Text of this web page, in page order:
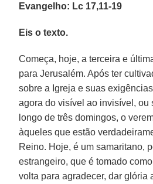
Evangelho: Lc 17,11-19
Eis o texto.
Começa, hoje, a terceira e
para Jerusalém. Após ter
sobre a Igreja e suas
agora do visível ao invisível, ou
longo de três domingos, o
àqueles que estão
Reino. Hoje, é um samaritano,
estrangeiro, que é tomado
volta para agradecer, dar glória